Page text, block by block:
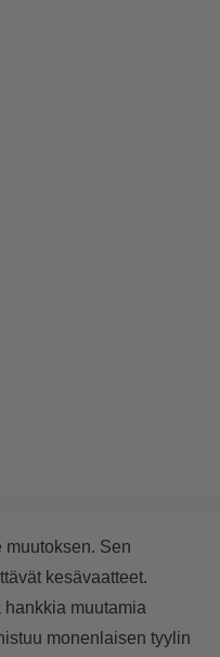
muutoksen. Sen
kesävaatteet.
muutamia
monenlaisen tyylin